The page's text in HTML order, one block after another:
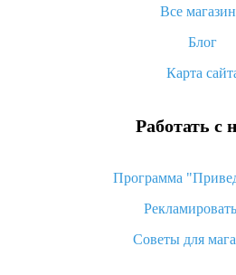
возврата
Все
Блог
Карта
Работать с
Программа
Советы для